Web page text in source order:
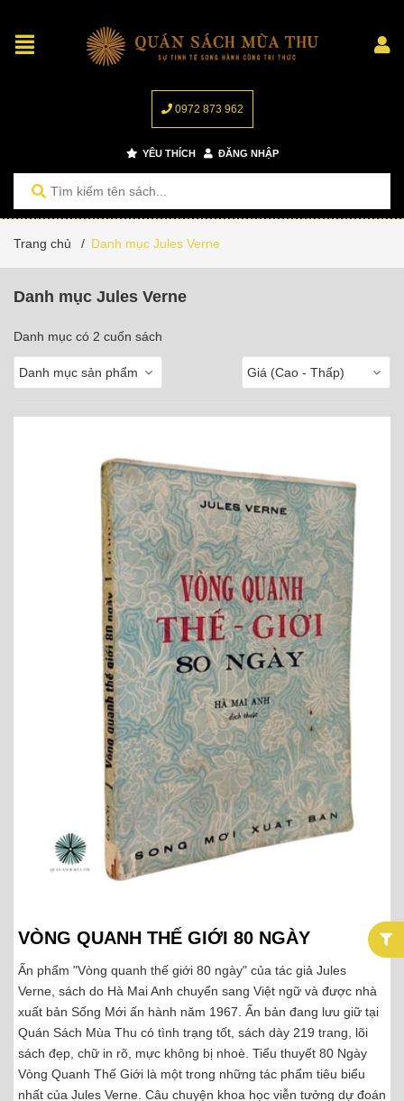
0972 873 962
YÊU THÍCH ĐĂNG NHẬP
Trang chủ / Danh mục Jules Verne
Danh mục Jules Verne
Danh mục có 2 cuốn sách
Danh mục sản phẩm Giá (Cao - Thấp)
VÒNG QUANH THẾ GIỚI 80 NGÀY
Ấn phẩm "Vòng quanh thế giới 80 ngày" của tác giả Jules
Verne, sách do Hà Mai Anh chuyển sang Việt ngữ và được nhà
xuất bản Sống Mới ấn hành năm 1967. Ấn bản đang lưu giữ tại
Quán Sách Mùa Thu có tình trạng tốt, sách dày 219 trang, lõi
sách đẹp, chữ in rõ, mực không bị nhoè. Tiểu thuyết 80 Ngày
Vòng Quanh Thế Giới là một trong những tác phẩm tiêu biểu
nhất của Jules Verne. Câu chuyện khoa học viễn tưởng dự đoán